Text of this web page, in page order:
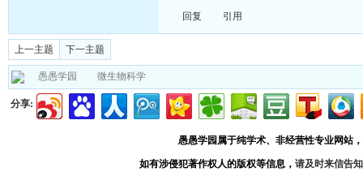
回复 引用
上一主题 下一主题
愚愚学园 微生物科学
分享:
愚愚学园属于纯学术、非经营性专业网站
如有涉侵犯著作权人的版权等信息， 请及时来信告知